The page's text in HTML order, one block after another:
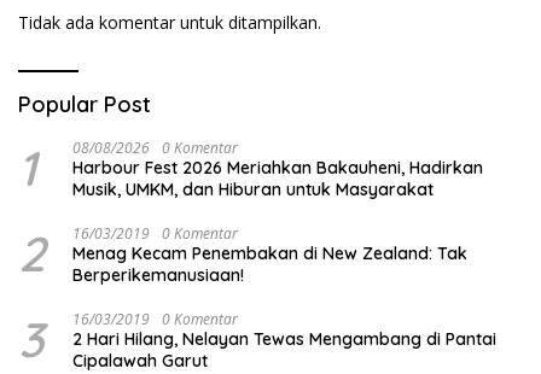
Tidak ada komentar untuk ditampilkan.
Popular Post
1 08/08/2026 0 Komentar
Harbour Fest 2026 Meriahkan Bakauheni, Hadirkan
Musik, UMKM, dan Hiburan untuk Masyarakat
2 16/03/2019 0 Komentar
Menag Kecam Penembakan di New Zealand: Tak
Berperikemanusiaan!
3 16/03/2019 0 Komentar
2 Hari Hilang, Nelayan Tewas Mengambang di Pantai
Cipalawah Garut